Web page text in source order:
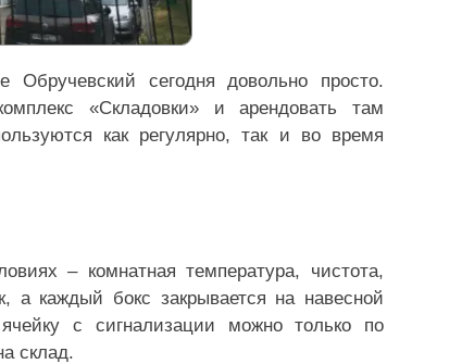
сегодня довольно просто.
«Складовки» и арендовать там
как регулярно, так и во время
– комнатная температура, чистота,
а каждый бокс закрывается на навесной
с сигнализации можно только по
склад.